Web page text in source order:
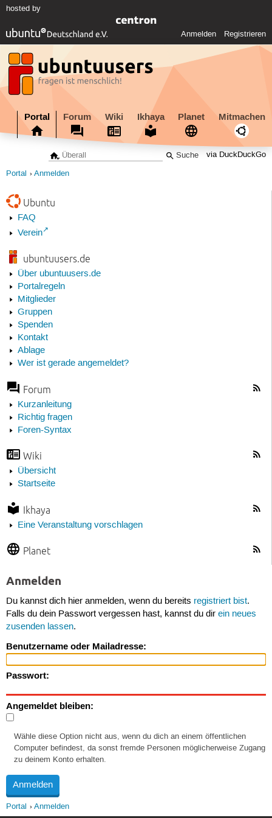
hosted by
Anmelden Registrieren
Portal Forum Wiki Ikhaya Planet Mitmachen
via DuckDuckGo
Portal Anmelden
Ubuntu
FAQ
Verein
ubuntuusers.de
Über ubuntuusers.de
Portalregeln
Mitglieder
Gruppen
Spenden
Kontakt
Ablage
Wer ist gerade angemeldet?
Forum
Kurzanleitung
Richtig fragen
Foren-Syntax
Wiki
Übersicht
Startseite
Ikhaya
Eine Veranstaltung vorschlagen
Planet
Anmelden
Du kannst dich hier anmelden, wenn du bereits registriert bist.
Falls du dein Passwort vergessen hast, kannst du dir ein neues
zusenden lassen.
Benutzername oder Mailadresse:
Passwort:
Angemeldet bleiben:
Wähle diese Option nicht aus, wenn du dich an einem öffentlichen
Computer befindest, da sonst fremde Personen möglicherweise Zugang
zu deinem Konto erhalten.
Portal Anmelden